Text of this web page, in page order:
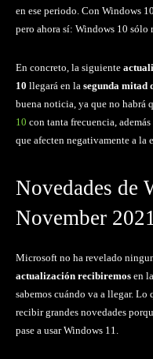
en ese periodo. Con Windows
pero ahora sí: Windows 10
En concreto, la siguiente
10 llegará en la segunda mitad
buena noticia, ya que no habrá
10 con tanta frecuencia,
que afecten negativamente a
Novedades de
November
Microsoft no ha revelado
actualización recibiremos en la
sabemos cuándo va a llegar. Lo
recibir grandes novedades
pase a usar Windows 11.